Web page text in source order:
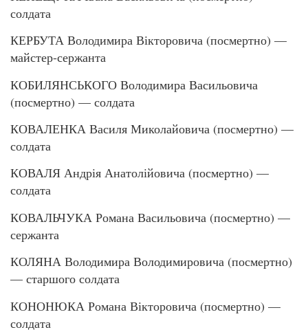
солдата
КЕРБУТА Володимира Вікторовича (посмертно) —
майстер-сержанта
КОБИЛЯНСЬКОГО Володимира Васильовича
(посмертно) — солдата
КОВАЛЕНКА Василя Миколайовича (посмертно) —
солдата
КОВАЛЯ Андрія Анатолійовича (посмертно) —
солдата
КОВАЛЬЧУКА Романа Васильовича (посмертно) —
сержанта
КОЛЯНА Володимира Володимировича (посмертно)
— старшого солдата
КОНОНЮКА Романа Вікторовича (посмертно) —
солдата